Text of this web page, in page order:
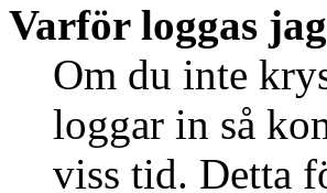
Varför loggas
Om du inte
loggar in så
viss tid. Detta